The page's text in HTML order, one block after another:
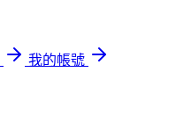
我的帳號